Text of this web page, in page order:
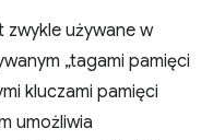
zwykle używane w
„tagami pamięci
kluczami pamięci
umożliwia